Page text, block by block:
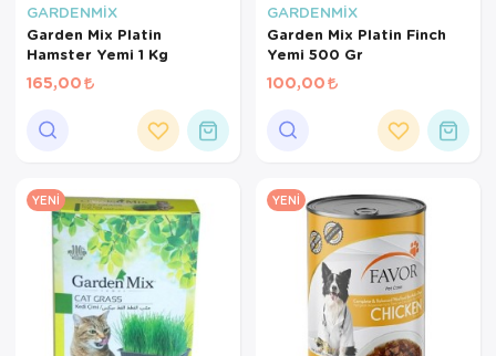
GARDENMİX
Garden Mix Platin
Hamster Yemi 1 Kg
165,00
GARDENMİX
Garden Mix Platin Finch
Yemi 500 Gr
100,00
YENI YENI